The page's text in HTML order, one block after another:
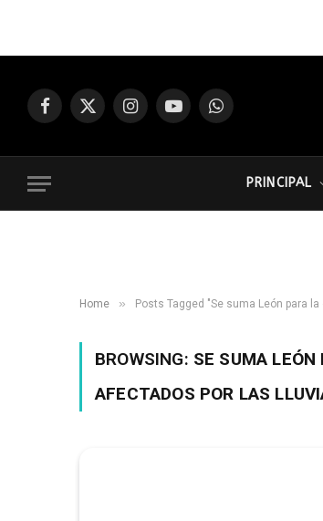
Facebook
X
InstagramYouTubeWhatsApp
PRINCIPAL
Home » Posts Tagged "Se suma León para
BROWSING: SE SUMA LEÓN
AFECTADOS POR LAS